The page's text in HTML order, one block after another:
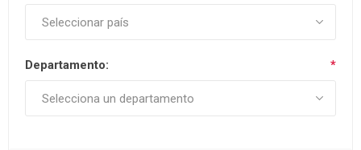
Departamento: *